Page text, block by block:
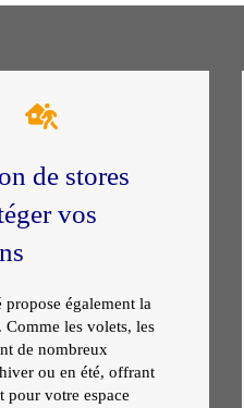
de stores
vos
propose également la
Comme les volets, les
de nombreux
ou en été, offrant
pour votre espace